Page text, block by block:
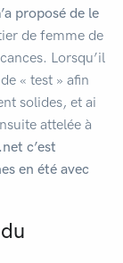
proposé de le
de femme de
Lorsqu’il
« test » afin
solides, et ai
attelée à
c’est
en été avec